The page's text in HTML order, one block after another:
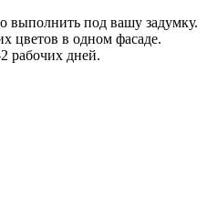
выполнить под вашу задумку.
цветов в одном фасаде.
рабочих дней.